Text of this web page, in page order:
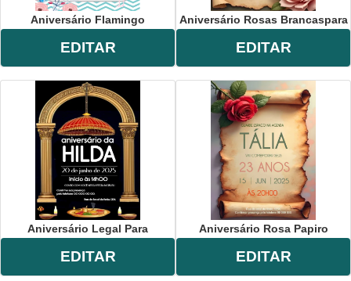
Aniversário Flamingo
EDITAR
Aniversário Rosas Brancaspara
EDITAR
Aniversário Legal Para
EDITAR
Aniversário Rosa Papiro
EDITAR